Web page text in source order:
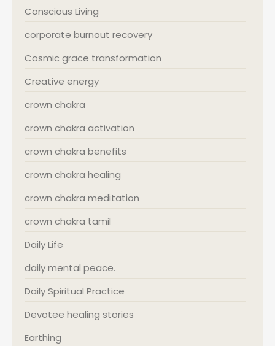
Conscious Living
corporate burnout recovery
Cosmic grace transformation
Creative energy
crown chakra
crown chakra activation
crown chakra benefits
crown chakra healing
crown chakra meditation
crown chakra tamil
Daily Life
daily mental peace.
Daily Spiritual Practice
Devotee healing stories
Earthing